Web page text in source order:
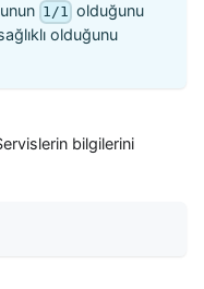
1/1 olduğunu
olduğunu
bilgilerini